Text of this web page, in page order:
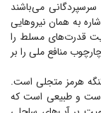
سرسپردگانی می‌باشند
به همان نیرو‌هایی
قدرت‌های مسلط را
منافع ملی را بر
هرمز متجلی است.
است و طبیعی است که